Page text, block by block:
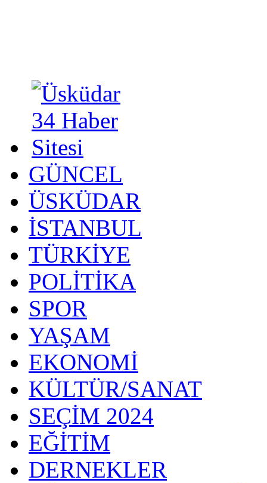
GÜNCEL
ÜSKÜDAR
İSTANBUL
TÜRKİYE
POLİTİKA
SPOR
YAŞAM
EKONOMİ
KÜLTÜR/SANAT
SEÇİM 2024
EĞİTİM
DERNEKLER